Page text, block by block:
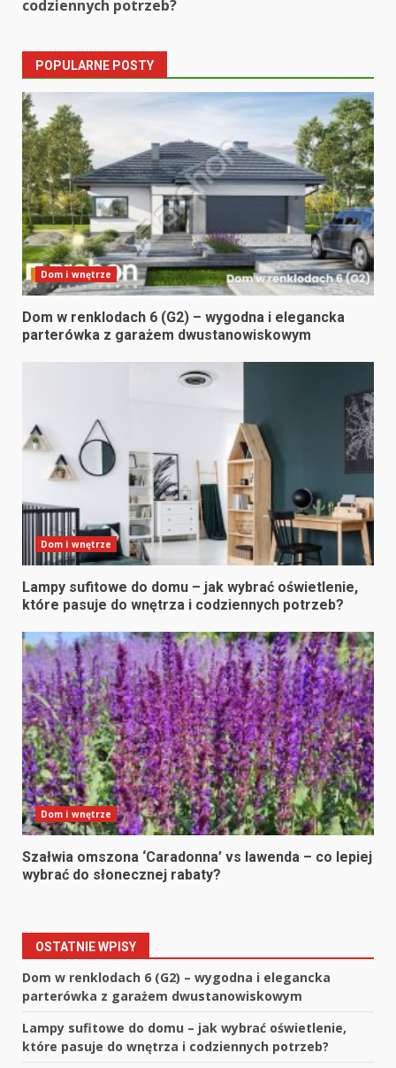
codziennych potrzeb?
POPULARNE POSTY
Dom i wnętrze
Dom w renklodach 6 (G2) – wygodna i elegancka
parterówka z garażem dwustanowiskowym
Dom i wnętrze
Lampy sufitowe do domu – jak wybrać oświetlenie,
które pasuje do wnętrza i codziennych potrzeb?
Dom i wnętrze
Szałwia omszona ‘Caradonna’ vs lawenda – co lepiej
wybrać do słonecznej rabaty?
OSTATNIE WPISY
Dom w renklodach 6 (G2) – wygodna i elegancka
parterówka z garażem dwustanowiskowym
Lampy sufitowe do domu – jak wybrać oświetlenie,
które pasuje do wnętrza i codziennych potrzeb?